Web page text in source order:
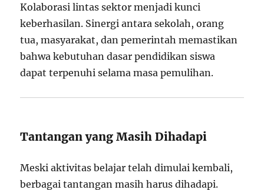
Kolaborasi lintas sektor menjadi kunci
keberhasilan. Sinergi antara sekolah, orang
tua, masyarakat, dan pemerintah memastikan
bahwa kebutuhan dasar pendidikan siswa
dapat terpenuhi selama masa pemulihan.
Tantangan yang Masih Dihadapi
Meski aktivitas belajar telah dimulai kembali,
berbagai tantangan masih harus dihadapi.